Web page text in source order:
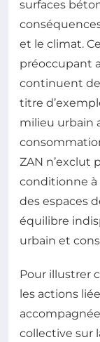
surfaces
et le climat.
préoccupant
continuent de
titre
milieu urbain
ZAN n’exclut
conditionne à
des espaces
équilibre
urbain et
Pour illustrer
les actions
collective sur